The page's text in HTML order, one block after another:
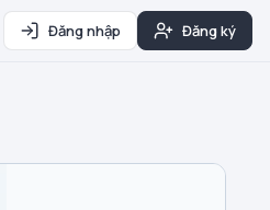
Đăng nhập Đăng ký